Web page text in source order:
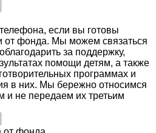
если вы готовы
от фонда. Мы можем связаться
за поддержку,
помощи детям, а также
программах и
в них. Мы бережно относимся
и не передаем их третьим